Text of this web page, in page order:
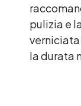
pulizia e
verniciata
la durata